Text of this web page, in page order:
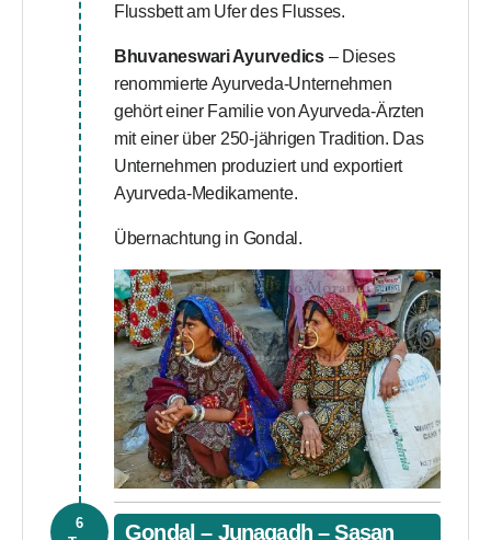
Flussbett am Ufer des Flusses.
Bhuvaneswari Ayurvedics– Dieses
renommierte Ayurveda-Unternehmen
gehört einer Familie von Ayurveda-Ärzten
mit einer über 250-jährigen Tradition. Das
Unternehmen produziert und exportiert
Ayurveda-Medikamente.
Übernachtung in Gondal.
6
Gondal – Junagadh – Sasan